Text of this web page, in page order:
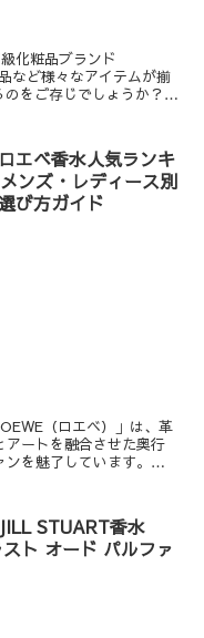
化粧品ブランド
など様々なアイテムが揃
をご存じでしょうか？
エベ香水人気ランキ
ンズ・レディース別
び方ガイド
（ロエベ）」は、革
ートを融合させた奥行
を魅了しています。本
STUART香水
スト オード パルファ